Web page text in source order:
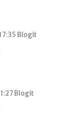
Blogit
Blogit